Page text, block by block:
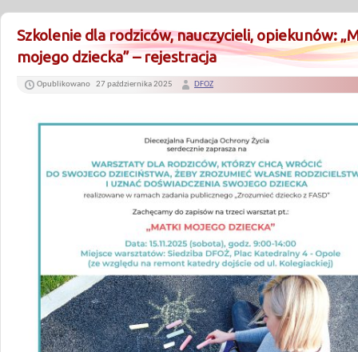
Szkolenie dla rodziców, nauczycieli, opiekunów:
mojego dziecka” – rejestracja
Opublikowano 27 października 2025 DFOZ